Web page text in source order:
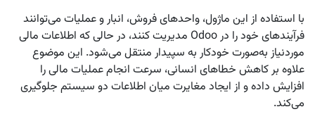
با استفاده از این ماژول، واحدهای فروش، انبار و عملیات می‌توانند
فرآیندهای خود را در Odoo مدیریت کنند، در حالی که اطلاعات مالی
موردنیاز به‌صورت خودکار به سپیدار منتقل می‌شود. این موضوع
علاوه بر کاهش خطاهای انسانی، سرعت انجام عملیات مالی را
افزایش داده و از ایجاد مغایرت میان اطلاعات دو سیستم جلوگیری
می‌کند.